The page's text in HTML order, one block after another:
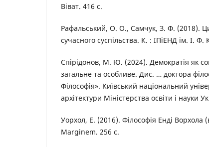
Віват. 416 с.
Рафальський, О. О., Самчук, З. Ф. (2018).
сучасного суспільства. К. : ІПіЕНД ім. І.
Спірідонов, М. Ю. (2024). Демократія як
загальне та особливе. Дис. … доктора
Філософія». Київський національний
архітектури Міністерства освіти і науки
Уорхол, Е. (2016). Філософія Енді Ворхола
Marginem. 256 с.